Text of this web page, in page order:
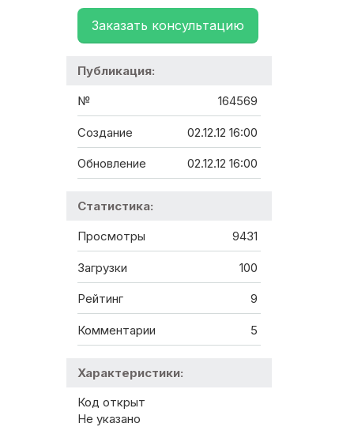
Заказать консультацию
Публикация:
№ 164569
Создание 02.12.12 16:00
Обновление 02.12.12 16:00
Статистика:
Просмотры 9431
Загрузки 100
Рейтинг 9
Комментарии 5
Характеристики:
Код открыт
Не указано